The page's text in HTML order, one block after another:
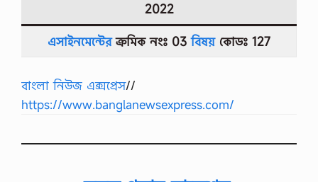
2022
এসাইনমেন্টেরক্রমিক নংঃ 03 বিষয়কোডঃ 127
বাংলা নিউজ এক্সপ্রেস//
https://www.banglanewsexpress.com/